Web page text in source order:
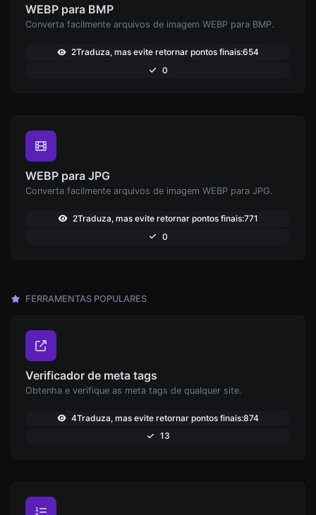
WEBP para BMP
Converta facilmente arquivos de imagem WEBP para BMP.
2Traduza, mas evite retornar pontos finais:654
0
WEBP para JPG
Converta facilmente arquivos de imagem WEBP para JPG.
2Traduza, mas evite retornar pontos finais:771
0
FERRAMENTAS POPULARES
Verificador de meta tags
Obtenha e verifique as meta tags de qualquer site.
4Traduza, mas evite retornar pontos finais:874
13